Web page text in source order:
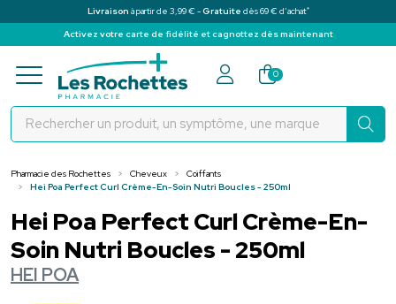
Livraison à partir de 3,99 € -Gratuite dès 69 € d’achat*
Activez votre carte de fidélité et cagnottez dès maintenant
Pharmacie des Rochettes Votre
0
Pharmacie des Rochettes Cheveux
Coiffants
Hei Poa Perfect Curl Crème-En-Soin Nutri Boucles - 250ml
Hei Poa Perfect Curl Crème-En-
Soin Nutri Boucles - 250ml
HEI POA